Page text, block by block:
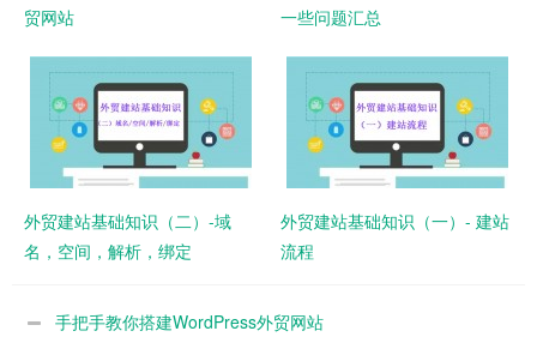
贸网站
一些问题汇总
外贸建站基础知识（二）-域
名，空间，解析，绑定
外贸建站基础知识（一）- 建站
流程
手把手教你搭建WordPress外贸网站